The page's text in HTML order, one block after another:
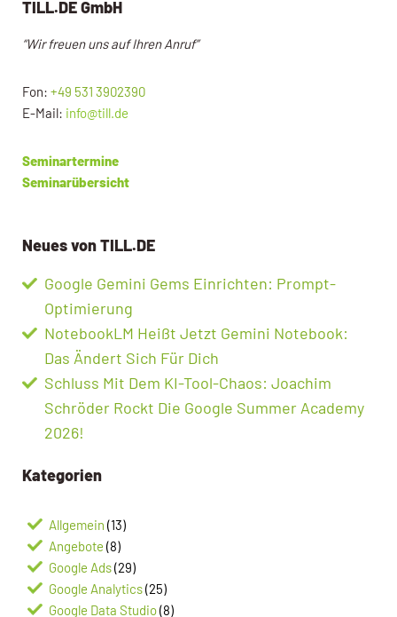
a
e
r
TILL.DE GmbH
“Wir freuen uns auf Ihren Anruf”
Fon: +49 531 3902390
E-Mail: info@till.de
Seminartermine
Seminarübersicht
Neues von TILL.DE
Google Gemini Gems Einrichten: Prompt-
Optimierung
NotebookLM Heißt Jetzt Gemini Notebook:
Das Ändert Sich Für Dich
Schluss Mit Dem KI-Tool-Chaos: Joachim
Schröder Rockt Die Google Summer Academy
2026!
Kategorien
Allgemein (13)
Angebote (8)
Google Ads(29)
Google Analytics(25)
Google Data Studio(8)